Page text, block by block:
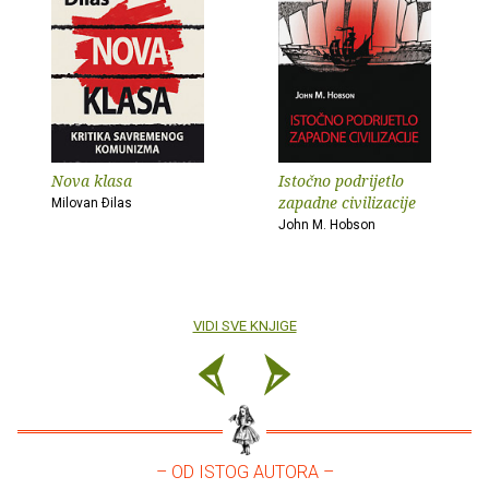
Nova klasa
Milovan Ðilas
Istočno podrijetlo
zapadne civilizacije
John M. Hobson
VIDI SVE KNJIGE
– OD ISTOG AUTORA –